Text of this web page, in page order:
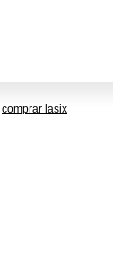
comprar lasix